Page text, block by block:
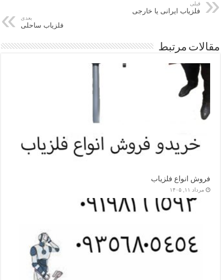
قبلی
فلزیاب ایرانی یا خارجی
بعدی
فلزیاب ساحلی
مقالات مرتبط
فروش انواع فلزیاب
مرداد ۱۱, ۱۴۰۵